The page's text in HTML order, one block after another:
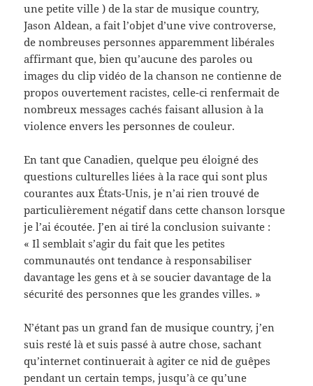
une petite ville ) de la star de musique country,
Jason Aldean, a fait l’objet d’une vive controverse,
de nombreuses personnes apparemment libérales
affirmant que, bien qu’aucune des paroles ou
images du clip vidéo de la chanson ne contienne de
propos ouvertement racistes, celle-ci renfermait de
nombreux messages cachés faisant allusion à la
violence envers les personnes de couleur.
En tant que Canadien, quelque peu éloigné des
questions culturelles liées à la race qui sont plus
courantes aux États-Unis, je n’ai rien trouvé de
particulièrement négatif dans cette chanson lorsque
je l’ai écoutée. J’en ai tiré la conclusion suivante :
« Il semblait s’agir du fait que les petites
communautés ont tendance à responsabiliser
davantage les gens et à se soucier davantage de la
sécurité des personnes que les grandes villes. »
N’étant pas un grand fan de musique country, j’en
suis resté là et suis passé à autre chose, sachant
qu’internet continuerait à agiter ce nid de guêpes
pendant un certain temps, jusqu’à ce qu’une